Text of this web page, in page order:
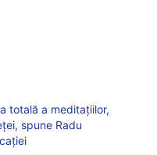
totală a meditațiilor,
spune Radu